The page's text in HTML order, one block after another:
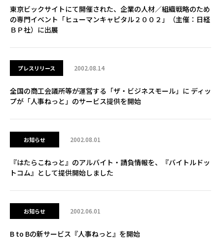
東京ビックサイトにて開催された、企業の人材／組織戦略のため
の専門イベント「ヒューマンキャピタル２００２」（主催：日経
ＢＰ社）に出展
プレスリリース 2002.08.14
全国の商工会議所等が運営する「ザ・ビジネスモール」に ディッ
プが「人事ねっと」のサービス提供を開始
お知らせ 2002.08.01
『はたらこねっと』のアルバイト・請負情報を、『バイトルドッ
トコム』として提供開始しました
お知らせ 2002.06.01
B to Bの新サービス『人事ねっと』を開始